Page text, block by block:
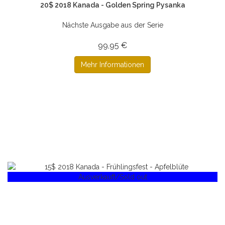
20$ 2018 Kanada - Golden Spring Pysanka
Nächste Ausgabe aus der Serie
99,95 €
Mehr Informationen
Ausverkauft/Sold out